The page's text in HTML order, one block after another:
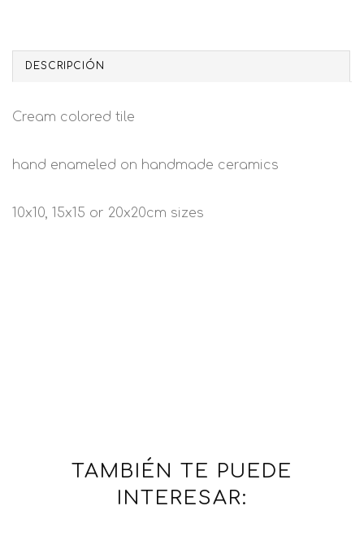
DESCRIPCIÓN
Cream colored tile
hand enameled on handmade ceramics
10x10, 15x15 or 20x20cm sizes
TAMBIÉN TE PUEDE
INTERESAR: